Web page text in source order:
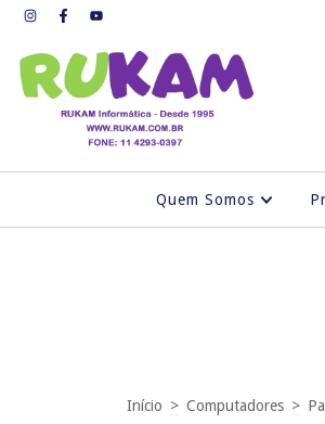
Quem Somos
Início > Computadores >